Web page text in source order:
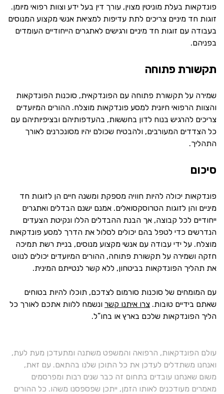
פונדקאות בעלת מוניטין מצוין, עורך דין בעל ידע וצוות רפואי מיומן.
זוגות חד מיניים צריכים לתת עדיפות למציאת אנשי מקצוע המנוסים
בעבודה עם זוגות חד מיניים ורגישים לאתגרים הייחודיים העומדים
בפניהם.
תקשורת פתוחה
שמירה על תקשורת פתוחה עם הפונדקאית, סוכנות הפונדקאות
והצוות הרפואי חיונית למסע פונדקאות מוצלח. ההורים המיועדים
צריכים להרגיש בנוח לדון בחששות, בהעדפותיהם ובציפיותיהם עם
כל הצדדים המעורבים, ולהבטיח שכולם יהיו מסונכרנים לאורך
התהליך.
סיכום
פונדקאות יכולה להיות חוויה מספקת ומשנה חיים הן לזוגות חד
מיניים והן לזוגות הטרוסקסואלים. אמנם ישנם הבדלים ואתגרים
ייחודיים לכל קבוצה, אך הבנת ההבדלים הללו ונקיטת הצעדים
הנדרשים כדי לטפל בהם יכולים לסלול את הדרך למסע פונדקאות
מוצלח. על ידי עבודה עם אנשי מקצוע מנוסים, בניית רשת תמיכה
חזקה ושמירה על תקשורת פתוחה, ההורים המיועדים יכולים לנווט
את תהליך הפונדקאות בביטחון, ללא קשר לנטייתם המינית.
עם המומחים של סוכנות סורמום לצדכם, תוכלו להיות בטוחים
שאתם בידיים טובות. צרו איתנו קשר ונשמח ללוות אתכם לאורך כל
הליך הפונדקאות שלכם בארץ או בחו”ל.
עולם הפונדקאות, הרפואה והמשפט משתנה ומתעדכן מעת לעת,
ואנחנו משתדלים לעדכן את כל התוכן שלנו בהתאם. עם זאת,
משום שאנחנו עובדים בתחום זה כבר שנים רבות ומפרסמים
מאמרים מעודכנים לאותו הזמן, ייתכן שפספסנו משהו. כל ההורים